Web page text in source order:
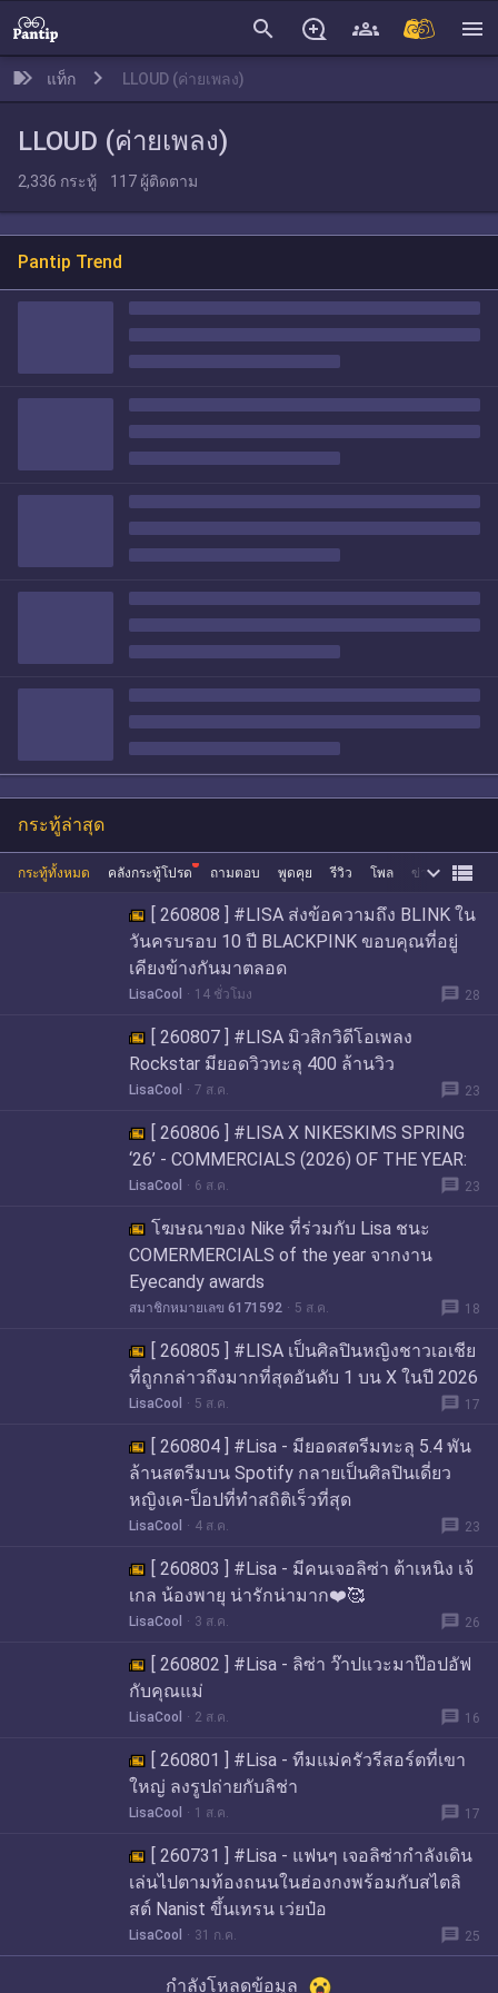
search menu
แท็ก LLOUD (ค่ายเพลง)
LLOUD (ค่ายเพลง)
2,336 กระทู้ 117 ผู้ติดตาม
Pantip Trend
กระทู้ล่าสุด
กระทู้ทั้งหมด คลังกระทู้โปรด ถามตอบ พูดคุย รีวิว โพล ข่าว ซื้อขาย
 
[ 260808 ] #LISA ส่งข้อความถึง BLINK ใน
วันครบรอบ 10 ปี BLACKPINK ขอบคุณที่อยู่
เคียงข้างกันมาตลอด
LisaCool 14 ชั่วโมง message 28
[ 260807 ] #LISA มิวสิกวิดีโอเพลง
Rockstar มียอดวิวทะลุ 400 ล้านวิว
LisaCool 7 ส.ค. message 23
[ 260806 ] #LISA X NIKESKIMS SPRING
‘26’ - COMMERCIALS (2026) OF THE YEAR:
LisaCool 6 ส.ค. message 23
โฆษณาของ Nike ที่ร่วมกับ Lisa ชนะ
COMERMERCIALS of the year จากงาน
Eyecandy awards
สมาชิกหมายเลข 6171592 5 ส.ค. message 18
[ 260805 ] #LISA เป็นศิลปินหญิงชาวเอเชีย
ที่ถูกกล่าวถึงมากที่สุดอันดับ 1 บน X ในปี 2026
LisaCool 5 ส.ค. message 17
[ 260804 ] #Lisa - มียอดสตรีมทะลุ 5.4 พัน
ล้านสตรีมบน Spotify กลายเป็นศิลปินเดี่ยว
หญิงเค-ป็อปที่ทำสถิติเร็วที่สุด
LisaCool 4 ส.ค. message 23
[ 260803 ] #Lisa - มีคนเจอลิซ่า ต้าเหนิง เจ้
เกล น้องพายุ น่ารักน่ามาก❤️🥰
LisaCool 3 ส.ค. message 26
[ 260802 ] #Lisa - ลิซ่า ว๊าปแวะมาป๊อปอัฟ
กับคุณแม่
LisaCool 2 ส.ค. message 16
[ 260801 ] #Lisa - ทีมแม่ครัวรีสอร์ตที่เขา
ใหญ่ ลงรูปถ่ายกับลิช่า
LisaCool 1 ส.ค. message 17
[ 260731 ] #Lisa - แฟนๆ เจอลิซ่ากำลังเดิน
เล่นไปตามท้องถนนในฮ่องกงพร้อมกับสไตลิ
สต์ Nanist ขึ้นเทรน เว่ยป๋อ
LisaCool 31 ก.ค. message 25
กำลังโหลดข้อมูล